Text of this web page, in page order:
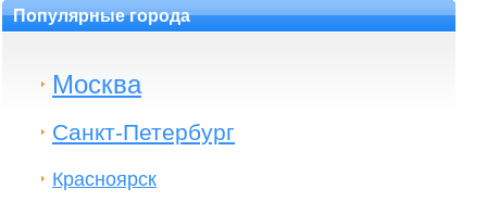
Популярные города
Москва
Санкт-Петербург
Красноярск